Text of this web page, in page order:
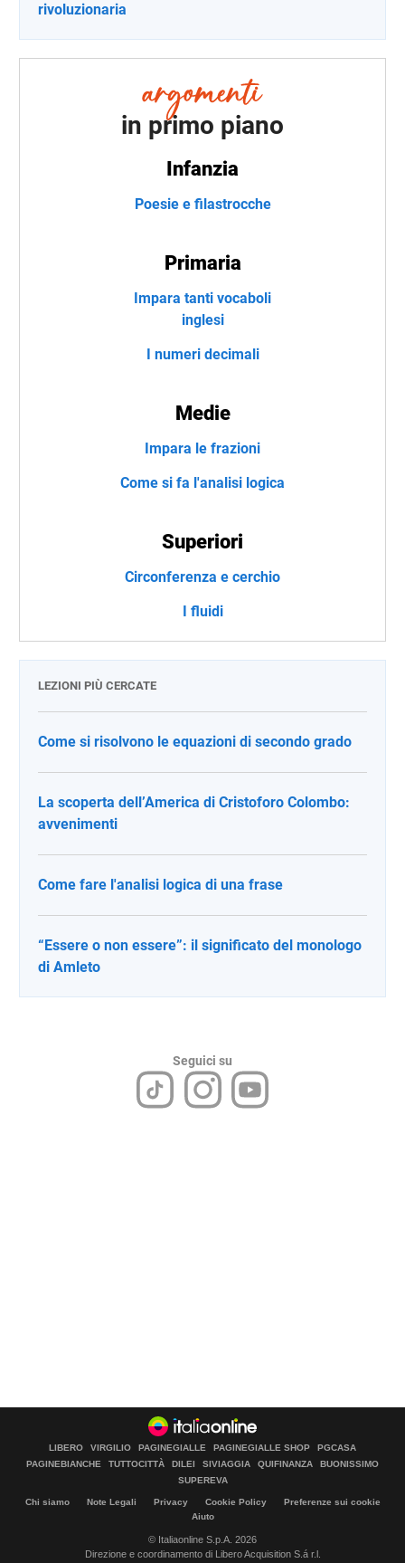
rivoluzionaria
in primo piano
Infanzia
Poesie e filastrocche
Primaria
Impara tanti vocaboli
inglesi
I numeri decimali
Medie
Impara le frazioni
Come si fa l'analisi logica
Superiori
Circonferenza e cerchio
I fluidi
LEZIONI PIÙ CERCATE
Come si risolvono le equazioni di secondo grado
La scoperta dell’America di Cristoforo Colombo:
avvenimenti
Come fare l'analisi logica di una frase
“Essere o non essere”: il significato del monologo
di Amleto
Seguici su
LIBERO VIRGILIO PAGINEGIALLE PAGINEGIALLE SHOP
PGCASA
PAGINEBIANCHE
TUTTOCITTÀ DILEI SIVIAGGIA QUIFINANZA
BUONISSIMO
SUPEREVA
Chi siamo Note Legali Privacy Cookie Policy
Preferenze sui cookie
Aiuto
© Italiaonline S.p.A. 2026
Direzione e coordinamento di Libero Acquisition S.á r.l.